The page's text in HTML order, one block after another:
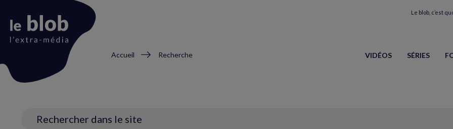
Le blob, c’est
VIDÉOS SÉRIES
Fil
Accueil Recherche